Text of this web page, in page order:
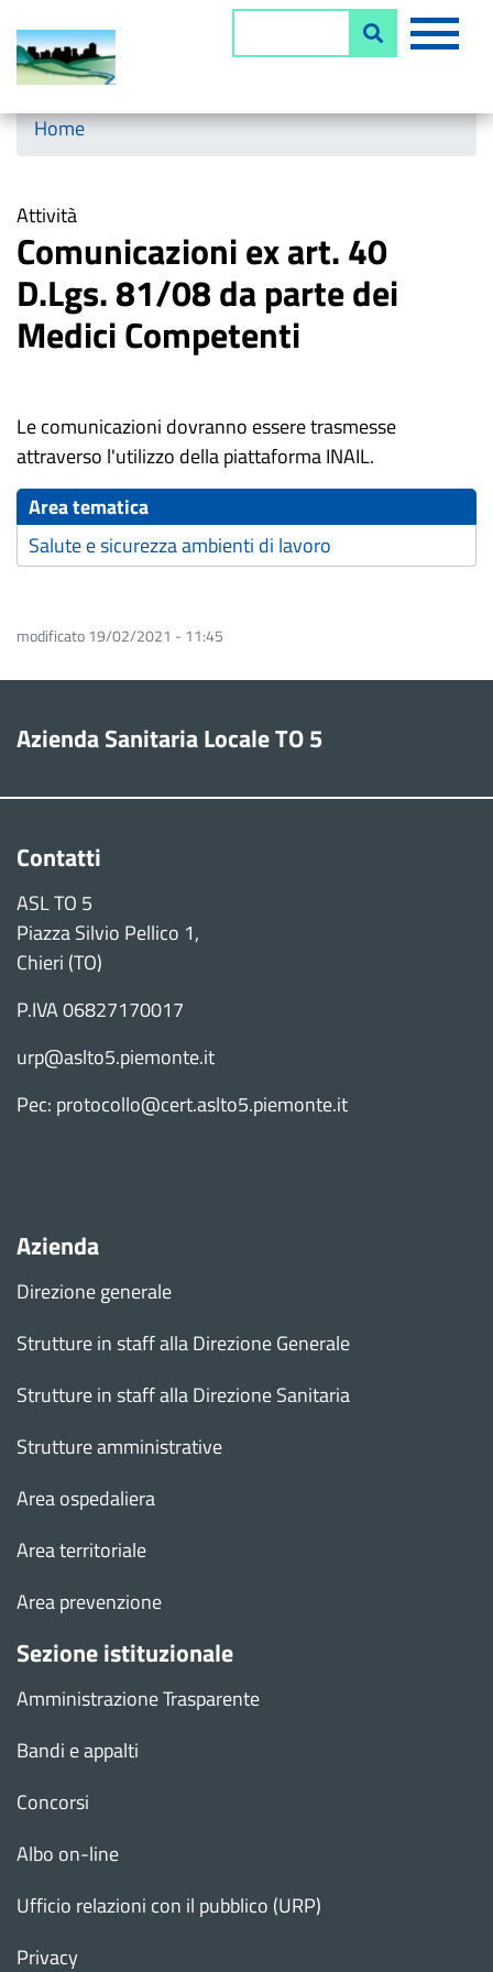
Salta
Horizontal menu
Home
Attività
Comunicazioni ex art. 40
D.Lgs. 81/08 da parte dei
Medici Competenti
Le comunicazioni dovranno essere trasmesse
attraverso l'utilizzo della piattaforma INAIL.
Area tematica
Salute e sicurezza ambienti di lavoro
modificato 19/02/2021 - 11:45
Azienda Sanitaria Locale TO 5
Contatti
ASL TO 5
Piazza Silvio Pellico 1,
Chieri (TO)
P.IVA 06827170017
urp@aslto5.piemonte.it
Pec: protocollo@cert.aslto5.piemonte.it
Azienda
Direzione generale
Strutture in staff alla Direzione Generale
Strutture in staff alla Direzione Sanitaria
Strutture amministrative
Area ospedaliera
Area territoriale
Area prevenzione
Sezione istituzionale
Amministrazione Trasparente
Bandi e appalti
Concorsi
Albo on-line
Ufficio relazioni con il pubblico (URP)
Privacy